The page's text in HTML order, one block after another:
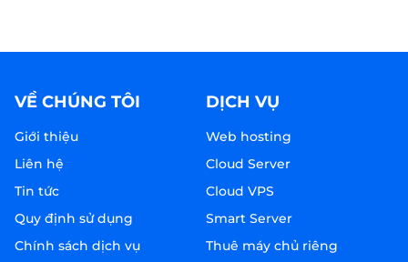
VỀ CHÚNG TÔI
Giới thiệu
Liên hệ
Tin tức
Quy định sử dụng
Chính sách dịch vụ
DỊCH VỤ
Web hosting
Cloud Server
Cloud VPS
Smart Server
Thuê máy chủ riêng